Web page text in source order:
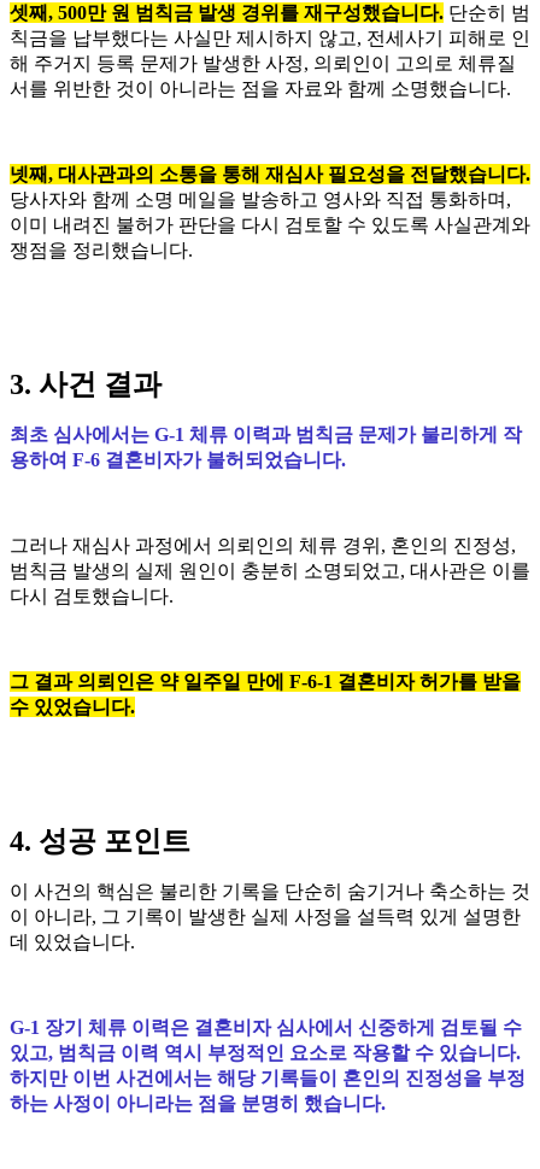
셋째, 500만 원 범칙금 발생 경위를 재구성했습니다. 단순히 범
칙금을 납부했다는 사실만 제시하지 않고, 전세사기 피해로 인
해 주거지 등록 문제가 발생한 사정, 의뢰인이 고의로 체류질
서를 위반한 것이 아니라는 점을 자료와 함께 소명했습니다.
넷째, 대사관과의 소통을 통해 재심사 필요성을 전달했습니다.
당사자와 함께 소명 메일을 발송하고 영사와 직접 통화하며,
이미 내려진 불허가 판단을 다시 검토할 수 있도록 사실관계와
쟁점을 정리했습니다.
3. 사건 결과
최초 심사에서는 G-1 체류 이력과 범칙금 문제가 불리하게 작
용하여 F-6 결혼비자가 불허되었습니다.
그러나 재심사 과정에서 의뢰인의 체류 경위, 혼인의 진정성,
범칙금 발생의 실제 원인이 충분히 소명되었고, 대사관은 이를
다시 검토했습니다.
그 결과 의뢰인은 약 일주일 만에 F-6-1 결혼비자 허가를 받을
수 있었습니다.
4. 성공 포인트
이 사건의 핵심은 불리한 기록을 단순히 숨기거나 축소하는 것
이 아니라, 그 기록이 발생한 실제 사정을 설득력 있게 설명한
데 있었습니다.
G-1 장기 체류 이력은 결혼비자 심사에서 신중하게 검토될 수
있고, 범칙금 이력 역시 부정적인 요소로 작용할 수 있습니다.
하지만 이번 사건에서는 해당 기록들이 혼인의 진정성을 부정
하는 사정이 아니라는 점을 분명히 했습니다.